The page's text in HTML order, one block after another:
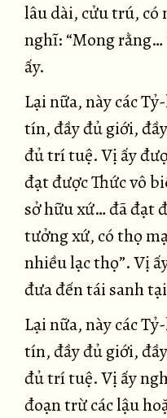
lâu dài, cửu trú, có
nghĩ: “Mong rằng…
ấy.
Lại nữa, này các
tín, đầy đủ giới,
đủ trí tuệ. Vị ấy
đạt được Thức vô
sở hữu xứ… đã đạt
tưởng xứ, có thọ
nhiều lạc thọ”. Vị
đưa đến tái sanh
Lại nữa, này các
tín, đầy đủ giới,
đủ trí tuệ. Vị ấy
đoạn trừ các lậu